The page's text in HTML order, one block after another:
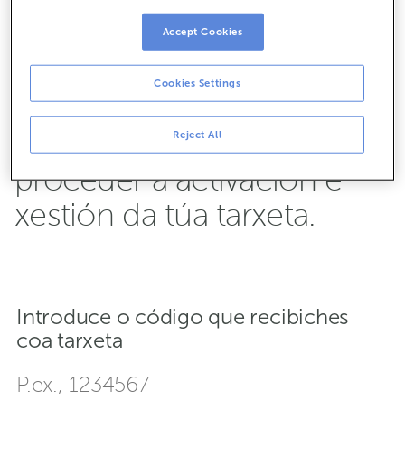
serán tratados por
ABANCA, por encargo da
Deputación de Ourense,
coa única finalidade de
proceder á activación e
xestión da túa tarxeta.
Introduce o código que recibiches
coa tarxeta
Reject All
Cookies Settings
Accept Cookies